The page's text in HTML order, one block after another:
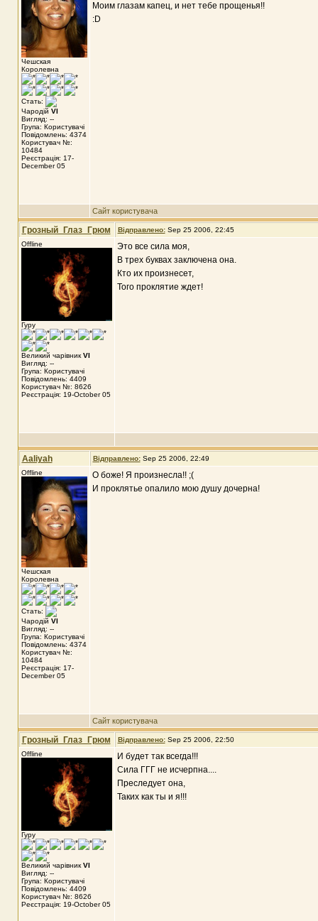
Чешская
Королевна
Стать:
Чародій VI
Вигляд: --
Група: Користувачі
Повідомлень: 4374
Користувач №:
10484
Реєстрація: 17-
December 05
Моим глазам капец, и нет тебе прощенья!!
:D
Сайт користувача
Грозный_Глаз_Грюм Відправлено: Sep 25 2006, 22:45
Offline
Гуру
Великий чарівник VI
Вигляд: --
Група: Користувачі
Повідомлень: 4409
Користувач №: 8626
Реєстрація: 19-October 05
Это все сила моя,
В трех буквах заключена она.
Кто их произнесет,
Того проклятие ждет!
Aaliyah Відправлено: Sep 25 2006, 22:49
Offline
Чешская
Королевна
Стать:
Чародій VI
Вигляд: --
Група: Користувачі
Повідомлень: 4374
Користувач №:
10484
Реєстрація: 17-
December 05
О боже! Я произнесла!! ;(
И проклятье опалило мою душу дочерна!
Сайт користувача
Грозный_Глаз_Грюм Відправлено: Sep 25 2006, 22:50
Offline
Гуру
Великий чарівник VI
Вигляд: --
Група: Користувачі
Повідомлень: 4409
Користувач №: 8626
Реєстрація: 19-October 05
И будет так всегда!!!
Сила ГГГ не исчерпна....
Преследует она,
Таких как ты и я!!!